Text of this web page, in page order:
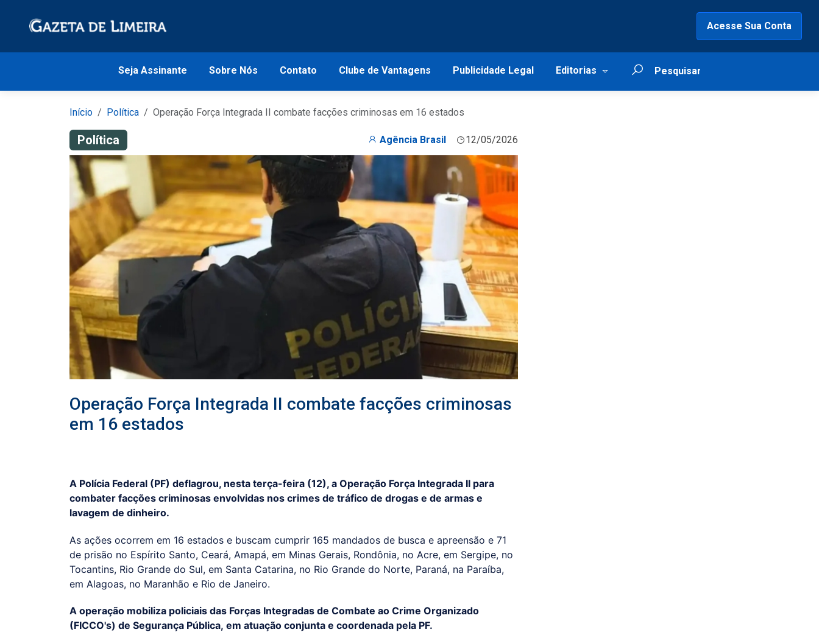
Acesse Sua Conta
Seja Assinante Sobre Nós Contato Clube de Vantagens Publicidade Legal Editorias
Início Política Operação Força Integrada II combate facções criminosas em 16 estados
Política Agência Brasil 12/05/2026
Operação Força Integrada II combate facções criminosas
em 16 estados
A Polícia Federal (PF) deflagrou, nesta terça-feira (12), a Operação Força Integrada II para
combater facções criminosas envolvidas nos crimes de tráfico de drogas e de armas e
lavagem de dinheiro.
As ações ocorrem em 16 estados e buscam cumprir 165 mandados de busca e apreensão e 71
de prisão no Espírito Santo, Ceará, Amapá, em Minas Gerais, Rondônia, no Acre, em Sergipe, no
Tocantins, Rio Grande do Sul, em Santa Catarina, no Rio Grande do Norte, Paraná, na Paraíba,
em Alagoas, no Maranhão e Rio de Janeiro.
A operação mobiliza policiais das Forças Integradas de Combate ao Crime Organizado
(FICCO's) de Segurança Pública, em atuação conjunta e coordenada pela PF.